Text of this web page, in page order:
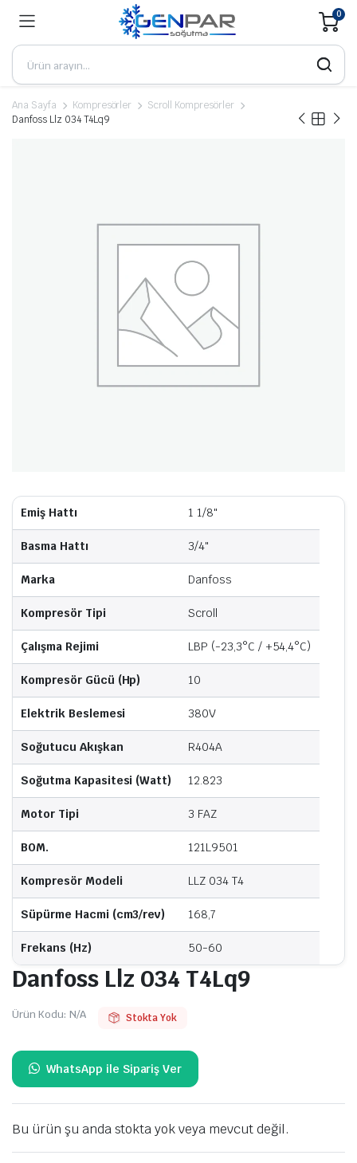
0
Ana Sayfa Kompresörler
Scroll Kompresörler
Danfoss Llz 034 T4Lq9
Emiş Hattı 1 1/8"
Basma Hattı 3/4"
Marka Danfoss
Kompresör Tipi Scroll
Çalışma Rejimi LBP (-23,3°C / +54,4°C)
Kompresör Gücü (Hp) 10
Elektrik Beslemesi 380V
Soğutucu Akışkan R404A
Soğutma Kapasitesi (Watt) 12.823
Motor Tipi 3 FAZ
BOM. 121L9501
Kompresör Modeli LLZ 034 T4
Süpürme Hacmi (cm3/rev) 168,7
Frekans (Hz) 50-60
Danfoss Llz 034 T4Lq9
Ürün Kodu: N/A Stokta Yok
Bu ürün şu anda stokta yok veya mevcut değil.